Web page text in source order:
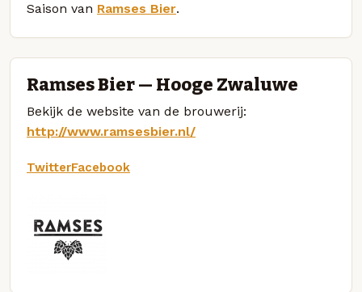
Saison van Ramses Bier.
Ramses Bier — Hooge Zwaluwe
Bekijk de website van de brouwerij:
http://www.ramsesbier.nl/
TwitterFacebook